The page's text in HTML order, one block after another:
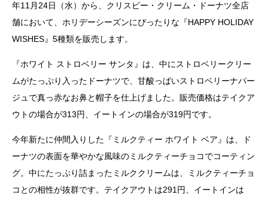
年11月24日（水）から、クリスピー・クリーム・ドーナツ全店
舗において、ホリデーシーズンにぴったりな『HAPPY HOLIDAY
WISHES』5種類を販売します。
『ホワイト ストロベリー サンタ』は、中にストロベリークリー
ムがたっぷり入ったドーナツで、甘酸っぱいストロベリーナパー
ジュで真っ赤なお鼻と帽子を仕上げました。販売価格はテイクア
ウトの場合が313円、イートインの場合が319円です。
今年新たに仲間入りした『ミルクティー ホワイト ベア』は、ド
ーナツの表面を華やかな風味のミルクティーチョコでコーティン
グ。中にたっぷり詰まったミルククリームは、ミルクティーチョ
コとの相性が抜群です。テイクアウトは291円、イートインは